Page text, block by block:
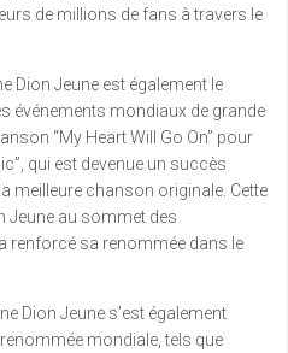
de millions de fans à travers le
Dion Jeune est également le
événements mondiaux de grande
“My Heart Will Go On” pour
qui est devenue un succès
meilleure chanson originale. Cette
Jeune au sommet des
renforcé sa renommée dans le
Dion Jeune s’est également
mondiale, tels que